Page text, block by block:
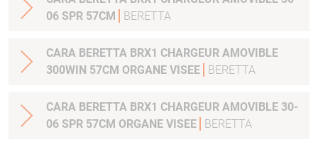
06 SPR 57CM
BERETTA
CARA BERETTA BRX1 CHARGEUR AMOVIBLE
300WIN 57CM ORGANE VISEE
BERETTA
CARA BERETTA BRX1 CHARGEUR AMOVIBLE 30-
06 SPR 57CM ORGANE VISEE
BERETTA